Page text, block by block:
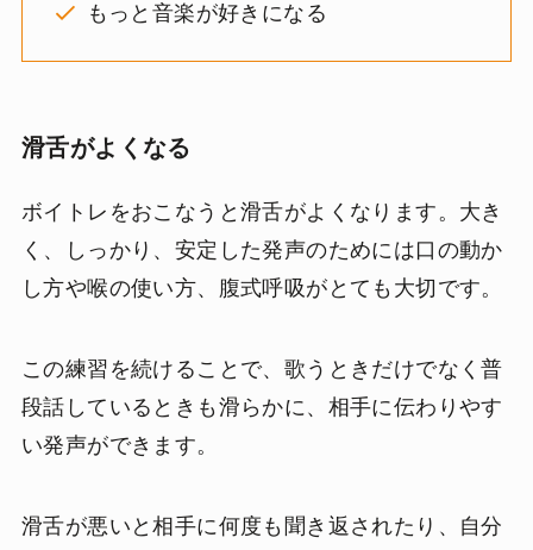
もっと音楽が好きになる
滑舌がよくなる
ボイトレをおこなうと滑舌がよくなります。大き
く、しっかり、安定した発声のためには口の動か
し方や喉の使い方、腹式呼吸がとても大切です。
この練習を続けることで、歌うときだけでなく普
段話しているときも滑らかに、相手に伝わりやす
い発声ができます。
滑舌が悪いと相手に何度も聞き返されたり、自分